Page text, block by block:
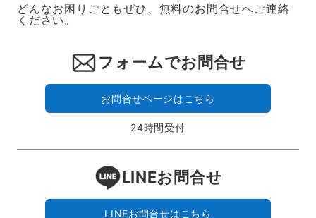
どんなお困りごともぜひ、無料のお問合せへご連絡
ください。
フォームでお問合せ
お問合せページはこちら
24時間受付
LINEお問合せ
LINEお問合せはこちら